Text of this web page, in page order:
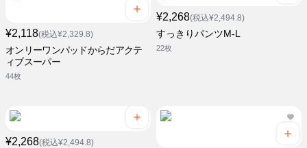
¥2,118(税込¥2,329.8)
オンリーワンパッドからだアクテ
ィブスーパー
44枚
¥2,268(税込¥2,494.8)
すっきりパンツM-L
22枚
¥2,268(税込¥2,494.8)